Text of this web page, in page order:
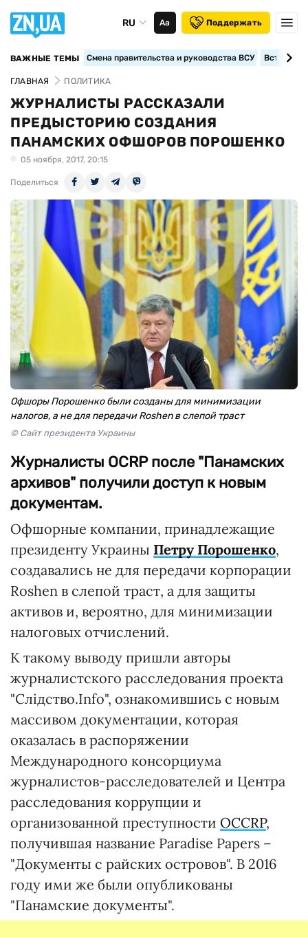
RU Аа Поддержать
ВАЖНЫЕ ТЕМЫ Смена правительства и руководства ВСУ
ГЛАВНАЯ ПОЛИТИКА
ЖУРНАЛИСТЫ РАССКАЗАЛИ
ПРЕДЫСТОРИЮ СОЗДАНИЯ
ПАНАМСКИХ ОФШОРОВ ПОРОШЕНКО
05 ноября, 2017, 20:15
Поделиться
Офшоры Порошенко были созданы для минимизации
налогов, а не для передачи Roshen в слепой траст
© Сайт президента Украины
Журналисты OCRP после "Панамских
архивов" получили доступ к новым
документам.
Офшорные компании, принадлежащие
президенту Украины Петру Порошенко,
создавались не для передачи корпорации
Roshen в слепой траст, а для защиты
активов и, вероятно, для минимизации
налоговых отчислений.
К такому выводу пришли авторы
журналистского расследования проекта
"Слідство.Info", ознакомившись с новым
массивом документации, которая
оказалась в распоряжении
Международного консорциума
журналистов-расследователей и Центра
расследования коррупции и
организованной преступности OCCRP,
получившая название Paradise Papers –
"Документы с райских островов". В 2016
году ими же были опубликованы
"Панамские документы".